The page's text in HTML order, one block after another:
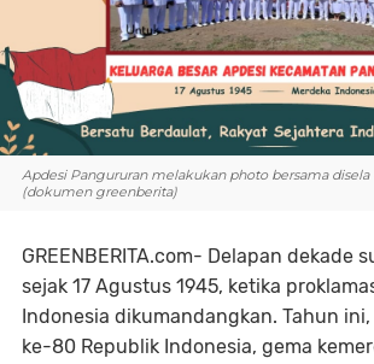
Apdesi Pangururan melakukan photo bersama disela
(dokumen greenberita)
GREENBERITA.com- Delapan dekade
sejak 17 Agustus 1945, ketika
Indonesia dikumandangkan. Tahun
ke-80 Republik Indonesia, gema